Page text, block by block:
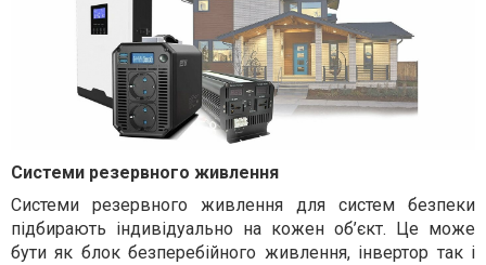
Системи резервного живлення
Системи резервного живлення для систем безпеки
підбирають індивідуально на кожен об’єкт. Це може
бути як блок безперебійного живлення, інвертор так і